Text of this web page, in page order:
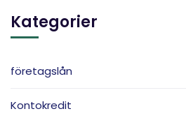
Kategorier
företagslån
Kontokredit